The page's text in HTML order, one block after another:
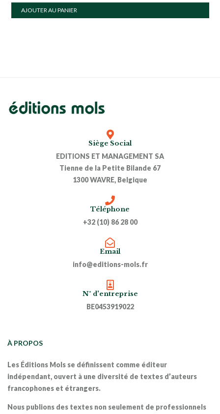
AJOUTER AU PANIER
Siège Social
EDITIONS ET MANAGEMENT SA
Tienne de la Petite Bilande 67
1300 WAVRE, Belgique
Téléphone
+32 (10) 86 28 00
Email
info@editions-mols.fr
N° d'entreprise
BE0453919022
À PROPOS
Les Éditions Mols se définissent comme éditeur
indépendant, ouvert à une diversité de textes d’auteurs
francophones et étrangers.
Nous publions des textes non seulement de professionnels